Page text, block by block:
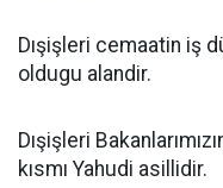
Dışişleri cemaatin iş
oldugu alandir.
Dışişleri
kısmı Yahudi asillidir.